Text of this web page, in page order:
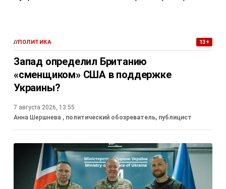
//ПОЛИТИКА 13+
Запад определил Британию
«сменщиком» США в поддержке
Украины?
7 августа 2026, 13:55
Анна Шершнева , политический обозреватель, публицист